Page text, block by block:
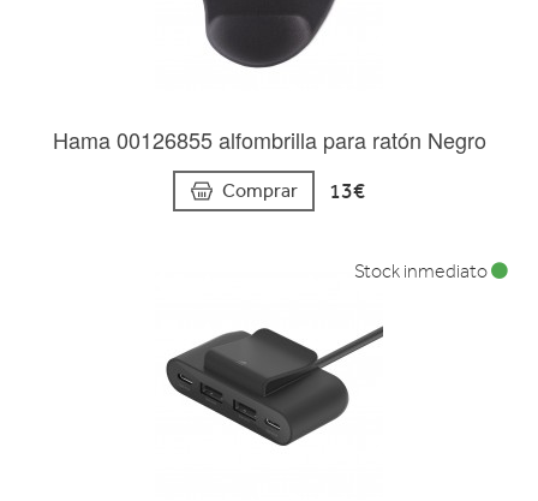
Hama 00126855 alfombrilla para ratón Negro
Comprar 13€
Stock inmediato